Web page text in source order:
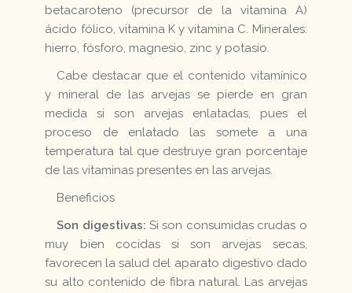
betacaroteno (precursor de la vitamina A)
ácido fólico, vitamina K y vitamina C. Minerales:
hierro, fósforo, magnesio, zinc y potasio.
Cabe destacar que el contenido vitamínico
y mineral de las arvejas se pierde en gran
medida si son arvejas enlatadas, pues el
proceso de enlatado las somete a una
temperatura tal que destruye gran porcentaje
de las vitaminas presentes en las arvejas.
Beneficios
Son digestivas: Si son consumidas crudas o
muy bien cocidas si son arvejas secas,
favorecen la salud del aparato digestivo dado
su alto contenido de fibra natural. Las arvejas